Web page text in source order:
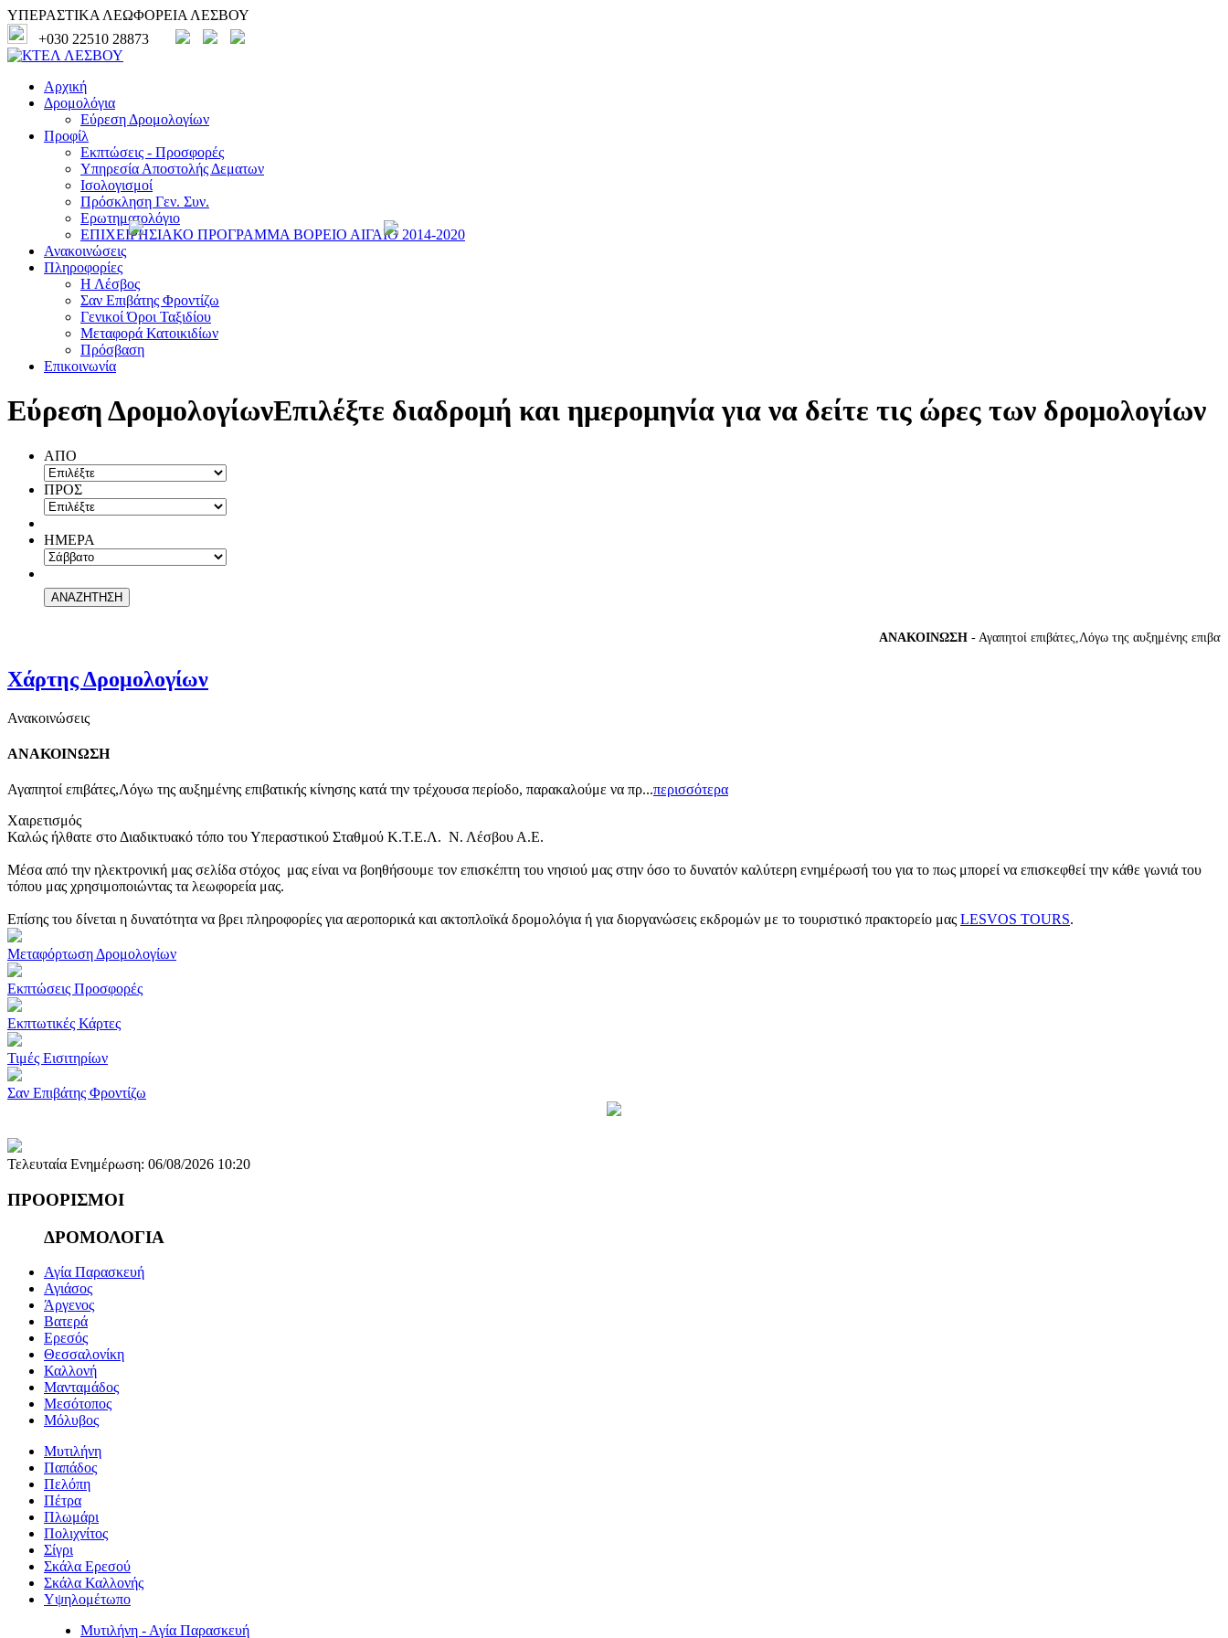
ΥΠΕΡΑΣΤΙΚΑ ΛΕΩΦΟΡΕΙΑ ΛΕΣΒΟΥ
+030 22510 28873
Αρχική
Δρομολόγια
Εύρεση Δρομολογίων
Προφίλ
Εκπτώσεις - Προσφορές
Υπηρεσία Αποστολής Δεματων
Ισολογισμοί
Πρόσκληση Γεν. Συν.
Ερωτηματολόγιο
ΕΠΙΧΕΙΡΗΣΙΑΚΟ ΠΡΟΓΡΑΜΜΑ ΒΟΡΕΙΟ ΑΙΓΑΙΟ 2014-2020
Ανακοινώσεις
Πληροφορίες
Η Λέσβος
Σαν Επιβάτης Φροντίζω
Γενικοί Όροι Ταξιδίου
Μεταφορά Κατοικιδίων
Πρόσβαση
Επικοινωνία
Εύρεση ΔρομολογίωνΕπιλέξτε διαδρομή και ημερομηνία για να δείτε τις ώρες των δρομολογίων
ΑΠΟ
ΠΡΟΣ
ΗΜΕΡΑ
ΑΝΑΚΟΙΝΩΣΗ- Αγαπητοί επιβάτες,Λόγω της αυξημένης
Χάρτης Δρομολογίων
Ανακοινώσεις
ΑΝΑΚΟΙΝΩΣΗ
Αγαπητοί επιβάτες,Λόγω της αυξημένης επιβατικής κίνησης κατά την τρέχουσα περίοδο, παρακαλούμε να πρ...περισσότερα
Χαιρετισμός
Καλώς ήλθατε στο Διαδικτυακό τόπο του Υπεραστικού Σταθμού Κ.Τ.Ε.Λ. Ν. Λέσβου Α.Ε.
Μέσα από την ηλεκτρονική μας σελίδα στόχος μας είναι να βοηθήσουμε τον επισκέπτη του νησιού μας στην όσο το δυνατόν καλύτερη ενημέρωσή του για το πως μπορεί να επισκεφθεί την κάθε γωνιά του
τόπου μας χρησιμοποιώντας τα λεωφορεία μας.
Επίσης του δίνεται η δυνατότητα να βρει πληροφορίες για αεροπορικά και ακτοπλοϊκά δρομολόγια ή για διοργανώσεις εκδρομών με το τουριστικό πρακτορείο μας LESVOS TOURS.
Μεταφόρτωση Δρομολογίων
Εκπτώσεις Προσφορές
Εκπτωτικές Κάρτες
Τιμές Εισιτηρίων
Σαν Επιβάτης Φροντίζω
Τελευταία Ενημέρωση: 06/08/2026 10:20
ΠΡΟΟΡΙΣΜΟΙ
ΔΡΟΜΟΛΟΓΙΑ
Αγία Παρασκευή
Αγιάσος
Άργενος
Βατερά
Ερεσός
Θεσσαλονίκη
Καλλονή
Μανταμάδος
Μεσότοπος
Μόλυβος
Μυτιλήνη
Παπάδος
Πελόπη
Πέτρα
Πλωμάρι
Πολιχνίτος
Σίγρι
Σκάλα Ερεσού
Σκάλα Καλλονής
Υψηλομέτωπο
Μυτιλήνη - Αγία Παρασκευή